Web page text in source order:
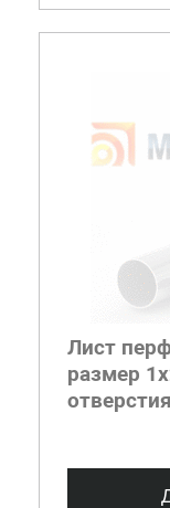
Лист
размер